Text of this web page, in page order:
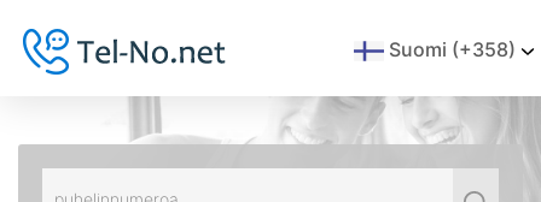
Suomi (+358)